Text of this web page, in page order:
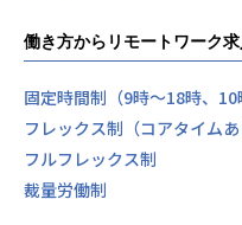
働き方からリモートワーク
固定時間制（9時～18時、10
フレックス制（コアタイムあ
フルフレックス制
裁量労働制